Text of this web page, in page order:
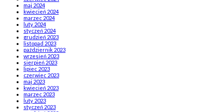
maj 2024
kwiecień 2024
marzec 2024
luty 2024
styczeń 2024
grudzień 2023
listopad 2023
październik 2023
wrzesień 2023
sierpień 2023
lipiec 2023
czerwiec 2023
maj 2023
kwiecień 2023
marzec 2023
luty 2023
styczeń 2023